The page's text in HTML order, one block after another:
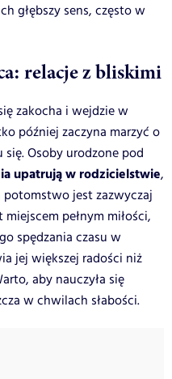
głębszy sens, często w
relacje z bliskimi
zakocha i wejdzie w
później zaczyna marzyć o
Osoby urodzone pod
upatrują w rodzicielstwie,
jest zazwyczaj
pełnym miłości,
spędzania czasu w
jej większej radości niż
aby nauczyła się
w chwilach słabości.